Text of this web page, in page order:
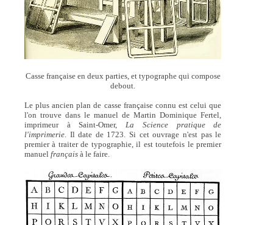
Casse française en deux parties, et typographe qui compose
debout.
Le plus ancien plan de casse française connu est celui que
l'on trouve dans le manuel de Martin Dominique Fertel,
imprimeur à Saint-Omer, La Science pratique de
l'imprimerie. Il date de 1723. Si cet ouvrage n'est pas le
premier à traiter de typographie, il est toutefois le premier
manuel françaisà le faire.